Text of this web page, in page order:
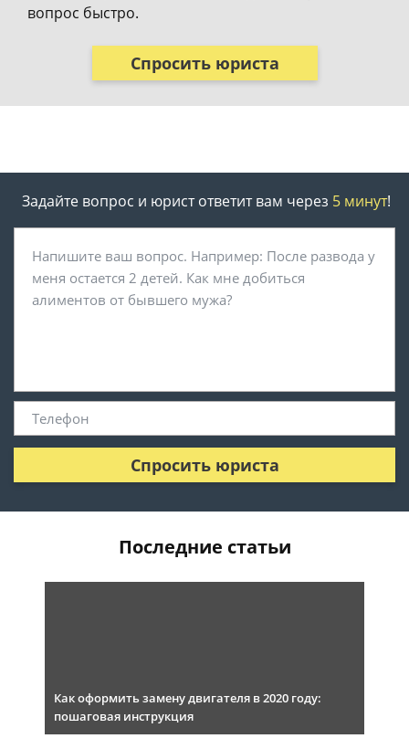
вопрос быстро.
Спросить юриста
Задайте вопрос и юрист ответит вам через 5 минут!
Спросить юриста
Последние статьи
Как оформить замену двигателя в 2020 году:
пошаговая инструкция